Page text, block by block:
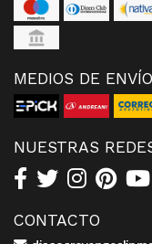
MEDIOS DE ENVÍO
NUESTRAS
CONTACTO